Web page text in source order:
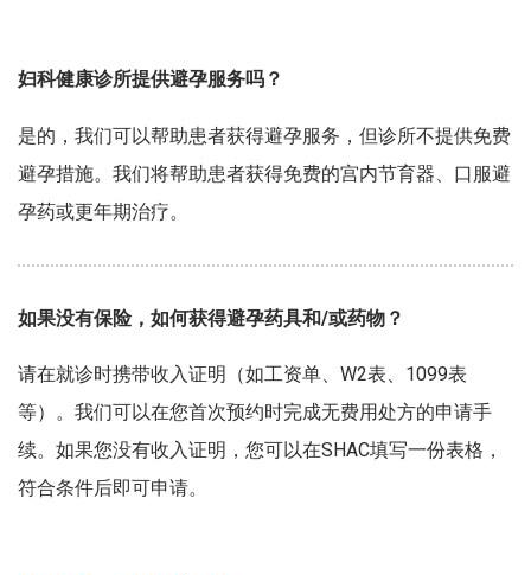
妇科健康诊所提供避孕服务吗？
是的，我们可以帮助患者获得避孕服务，但诊所不提供免费
避孕措施。我们将帮助患者获得免费的宫内节育器、口服避
孕药或更年期治疗。
如果没有保险，如何获得避孕药具和/或药物？
请在就诊时携带收入证明（如工资单、W2表、1099表
等）。我们可以在您首次预约时完成无费用处方的申请手
续。如果您没有收入证明，您可以在SHAC填写一份表格，
符合条件后即可申请。